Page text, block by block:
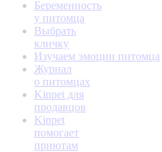
Беременность
у питомца
Выбрать
кличку
Изучаем эмоции питомца
Журнал
о питомцах
Kinpet для
продавцов
Kinpet
помогает
приютам